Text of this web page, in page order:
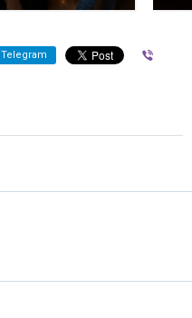
Telegram